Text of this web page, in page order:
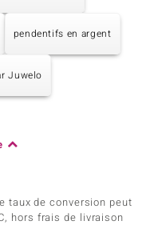
pendentifs en argent
Juwelo
taux de conversion peut
hors frais de livraison